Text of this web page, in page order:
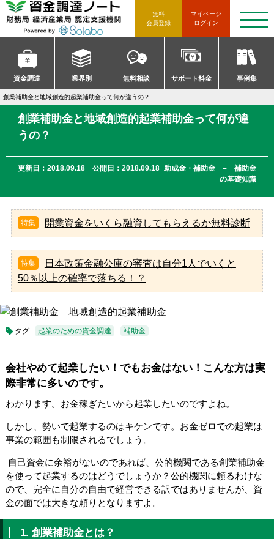
マイページ
ログイン
無料
会員登録
資金調達 業界別 無料相談 サポート料金 事例集
t
o
g
l
e
n
a
i
n
創業補助金と地域創造的起業補助金って何が違うの？
創業補助金と地域創造的起業補助金って何が違
うの？
更新日：2018.09.18 公開日：2018.09.18 助成金・補助金 – 補助金
の基礎知識
開業資金をいくら融資してもらえるか無料診断
日本政策金融公庫の審査は自分1人でいくと
50％以上の確率で落ちる！？
タグ 起業のための資金調達 補助金
会社やめて起業したい！でもお金はない！こんな方は実
際非常に多いのです。
わかります。お金稼ぎたいから起業したいのですよね。
しかし、勢いで起業するのはキケンです。お金ゼロでの起業は
事業の範囲も制限されるでしょう。
自己資金に余裕がないのであれば、公的機関である創業補助金
を使って起業するのはどうでしょうか？公的機関に頼るわけな
ので、完全に自分の自由で経営できる訳ではありませんが、資
金の面では大きな頼りとなりますよ。
1. 創業補助金とは？